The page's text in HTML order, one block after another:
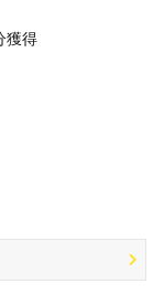
勧誘罪
獲得